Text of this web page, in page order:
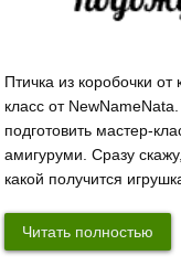
Птичка из коробочки
класс от
подготовить мастер-
амигуруми. Сразу
какой получится
Читать полностью